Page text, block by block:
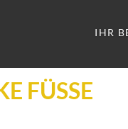
IHR
FÜSSE